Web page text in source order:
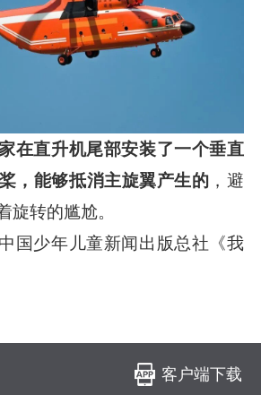
在直升机尾部安装了一个垂直
，能够抵消主旋翼产生的 ，避
旋转的尴尬。
国少年儿童新闻出版总社《我
客户端下载